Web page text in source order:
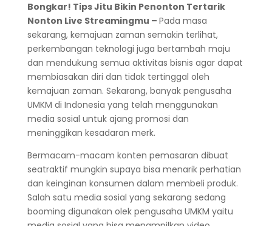
Bongkar! Tips Jitu Bikin Penonton Tertarik
Nonton Live Streamingmu – Pada masa
sekarang, kemajuan zaman semakin terlihat,
perkembangan teknologi juga bertambah maju
dan mendukung semua aktivitas bisnis agar dapat
membiasakan diri dan tidak tertinggal oleh
kemajuan zaman. Sekarang, banyak pengusaha
UMKM di Indonesia yang telah menggunakan
media sosial untuk ajang promosi dan
meninggikan kesadaran merk.
Bermacam-macam konten pemasaran dibuat
seatraktif mungkin supaya bisa menarik perhatian
dan keinginan konsumen dalam membeli produk.
Salah satu media sosial yang sekarang sedang
booming digunakan olek pengusaha UMKM yaitu